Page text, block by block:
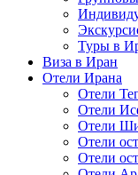
Туры в
Виза в Иран
Отели Ирана
Отели
Отели
Отели
Отели
Отели